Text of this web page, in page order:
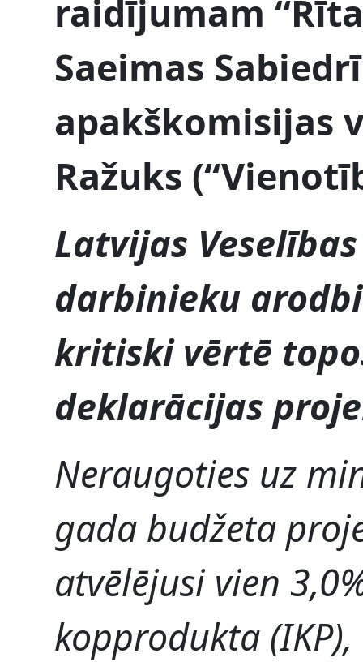
raidījumam
Saeimas
apakškomisijas
Ražuks
Latvijas
darbinieku
kritiski vērtē
deklarācijas
Neraugoties uz
gada budžeta
atvēlējusi vien
kopprodukta